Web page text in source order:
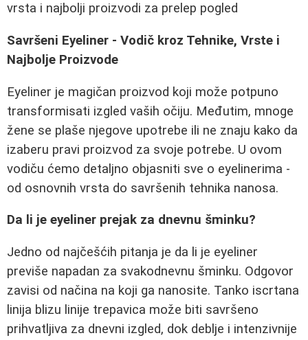
vrsta i najbolji proizvodi za prelep pogled
Savršeni Eyeliner - Vodič kroz Tehnike, Vrste i
Najbolje Proizvode
Eyeliner je magičan proizvod koji može potpuno
transformisati izgled vaših očiju. Međutim, mnoge
žene se plaše njegove upotrebe ili ne znaju kako da
izaberu pravi proizvod za svoje potrebe. U ovom
vodiču ćemo detaljno objasniti sve o eyelinerima -
od osnovnih vrsta do savršenih tehnika nanosa.
Da li je eyeliner prejak za dnevnu šminku?
Jedno od najčešćih pitanja je da li je eyeliner
previše napadan za svakodnevnu šminku. Odgovor
zavisi od načina na koji ga nanosite. Tanko iscrtana
linija blizu linije trepavica može biti savršeno
prihvatljiva za dnevni izgled, dok deblje i intenzivnije